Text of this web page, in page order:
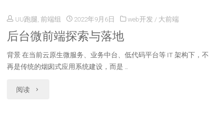
素
材
库"
登
录
使
用
入
UU跑腿, 前端组 2022年9月6日 web开发 / 大前端
后台微前端探索与落地
背景 在当前云原生微服务、业务中台、低代码平台等 IT 架构下，不
再是传统的烟囱式应用系统建设，而是 …
阅读 "后